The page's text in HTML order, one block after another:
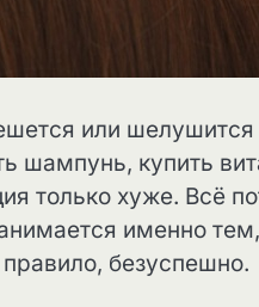
или
шампунь, купить
только хуже. Всё
именно
безуспешно.